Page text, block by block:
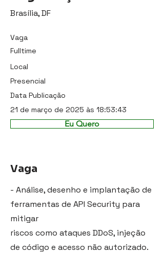
Brasília, DF
Vaga
Fulltime
Local
Presencial
Data Publicação
21 de março de 2025 às 18:53:43
Eu Quero
Vaga
- Análise, desenho e implantação de
ferramentas de API Security para
mitigar
riscos como ataques DDoS, injeção
de código e acesso não autorizado.